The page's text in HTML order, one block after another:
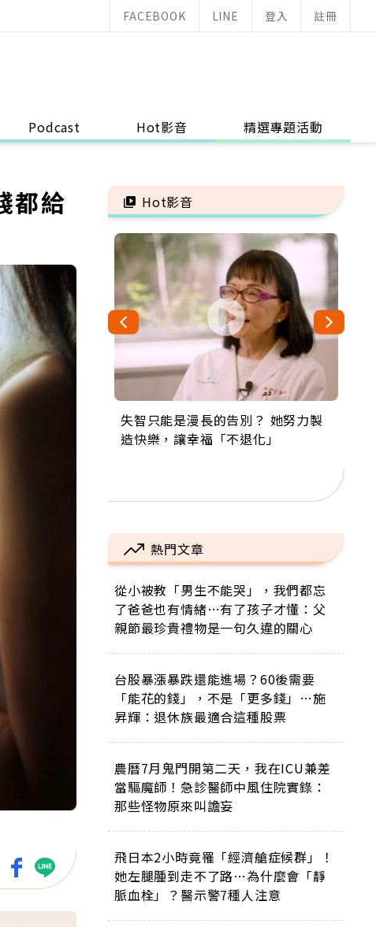
FACEBOOK LINE 登入 註冊
Podcast Hot影音 精選專題活動
都給
Hot影音
失智只能是漫長的告別？ 她努力製
造快樂，讓幸福「不退化」
來自剛果的巧克力神父 為台灣奉獻
36年 「台灣是我的家，我連作夢都
63歲卸矽谷副總、搬回台灣找快
樂！「蛋黃哥小丑」走進安養院，
104歲打破金氏世界紀錄 成為全球
最年長羽球選手，分享長壽的秘密
事業巔峰他選擇追夢…黑手阿伯拉
小提琴還登上小巨蛋！連CNN都大
熱門文章
從小被教「男生不能哭」，我們都忘
了爸爸也有情緒…有了孩子才懂：父
親節最珍貴禮物是一句久違的關心
台股暴漲暴跌還能進場？60後需要
「能花的錢」，不是「更多錢」…施
昇輝：退休族最適合這種股票
農曆7月鬼門開第二天，我在ICU兼差
當驅魔師！急診醫師中風住院實錄：
那些怪物原來叫譫妄
飛日本2小時竟罹「經濟艙症候群」！
她左腿腫到走不了路…為什麼會「靜
脈血栓」？醫示警7種人注意